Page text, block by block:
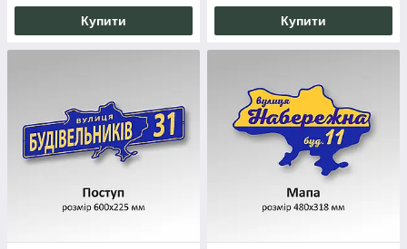
Купити Купити